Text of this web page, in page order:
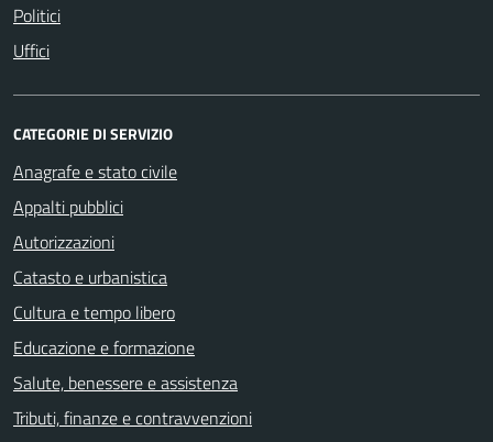
Politici
Uffici
CATEGORIE DI SERVIZIO
Anagrafe e stato civile
Appalti pubblici
Autorizzazioni
Catasto e urbanistica
Cultura e tempo libero
Educazione e formazione
Salute, benessere e assistenza
Tributi, finanze e contravvenzioni